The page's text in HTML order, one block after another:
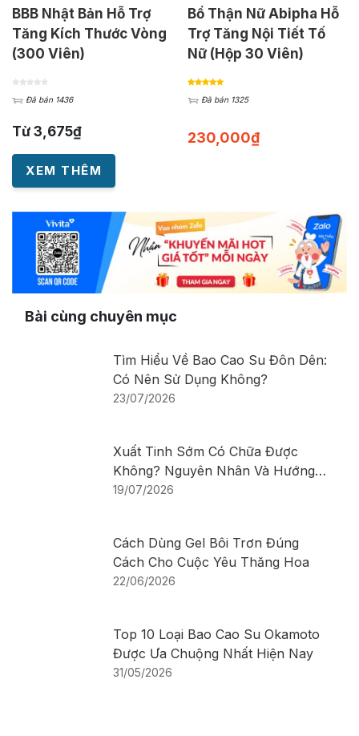
BBB Nhật Bản Hỗ Trợ
Tăng Kích Thước Vòng
(300 Viên)
Đã bán 1436
Từ 3,675₫
Bổ Thận Nữ Abipha Hỗ
Trợ Tăng Nội Tiết Tố
Nữ (Hộp 30 Viên)
Đã bán 1325
230,000₫
XEM THÊM
Bài cùng chuyên mục
Tìm Hiểu Về Bao Cao Su Đôn Dên:
Có Nên Sử Dụng Không?
23/07/2026
Xuất Tinh Sớm Có Chữa Được
Không? Nguyên Nhân Và Hướng
Điều Trị
19/07/2026
Cách Dùng Gel Bôi Trơn Đúng
Cách Cho Cuộc Yêu Thăng Hoa
22/06/2026
Top 10 Loại Bao Cao Su Okamoto
Được Ưa Chuộng Nhất Hiện Nay
31/05/2026